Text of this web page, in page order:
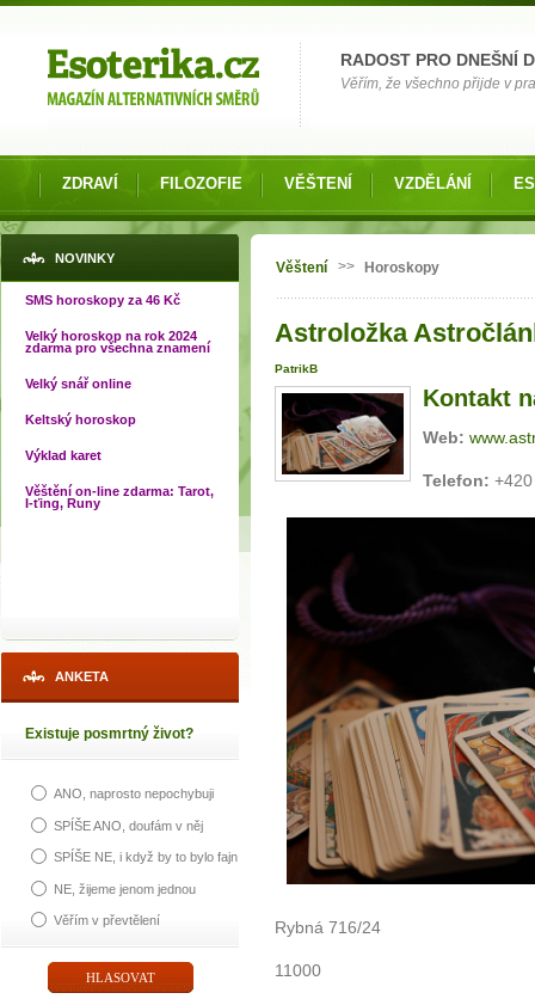
RADOST PRO DNEŠNÍ
Věřím, že všechno přijde v
ZDRAVÍ FILOZOFIE VĚŠTENÍ VZDĚLÁNÍ
NOVINKY
SMS horoskopy za 46 Kč
Velký horoskop na rok 2024
zdarma pro všechna znamení
Velký snář online
Keltský horoskop
Výklad karet
Věštění on-line zdarma: Tarot,
I-ťing, Runy
ANKETA
Existuje posmrtný život?
ANO, naprosto nepochybuji
SPÍŠE ANO, doufám v něj
SPÍŠE NE, i když by to bylo fajn
NE, žijeme jenom jednou
Věřím v převtělení
Jste zde
Věštení >> Horoskopy
Astroložka
PatrikB
Kontakt
Web:
Telefon:
Rybná 716/24
11000